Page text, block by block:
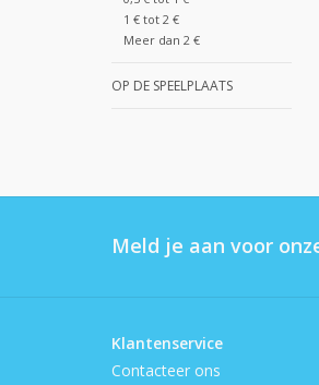
1 € tot 2 €
Meer dan 2 €
OP DE SPEELPLAATS
Meld je aan voor
Klantenservice
Contacteer ons